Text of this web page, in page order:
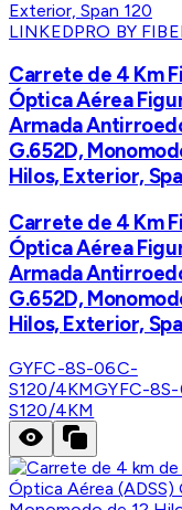
LINKEDPRO BY
Carrete de 4 Km
Óptica Aérea
Armada
G.652D,
Hilos, Exterior,
Carrete de 4 Km
Óptica Aérea
Armada
G.652D,
Hilos, Exterior,
GYFC-8S-06C-
S120/4KMGYFC-
S120/4KM